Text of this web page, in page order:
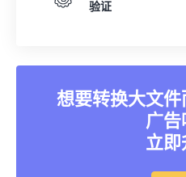
验证
想要转换大文
广告
立即